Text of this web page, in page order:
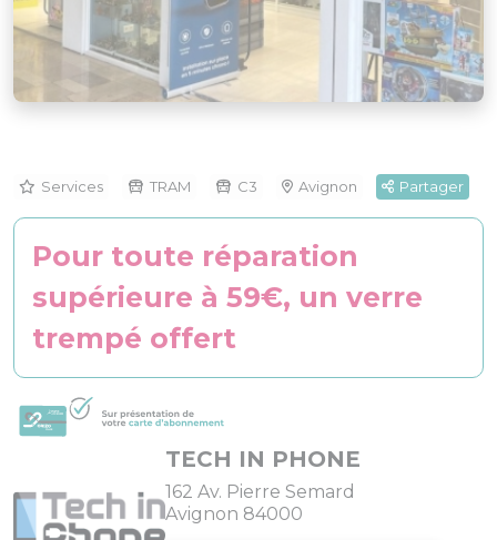
Services TRAM C3 Avignon Partager
Pour toute réparation
supérieure à 59€, un verre
trempé offert
TECH IN PHONE
162 Av. Pierre Semard
Avignon 84000